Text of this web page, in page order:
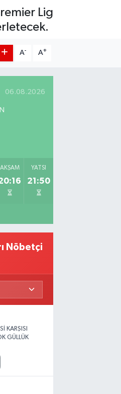
Lig
A- A+
06.08.2026
AKŞAM YATSI
21:50
Nöbetçi
KARŞISI
GÜLLÜK